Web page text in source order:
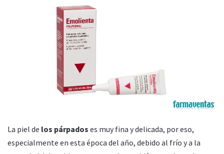
La piel de los párpados es muy fina y delicada, por eso,
especialmente en esta época del año, debido al frío y a la